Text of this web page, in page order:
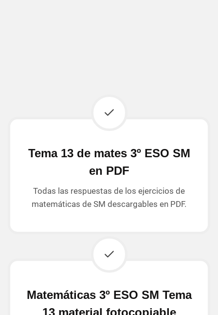
Tema 13 de mates 3º ESO SM
en PDF
Todas las respuestas de los ejercicios de
matemáticas de SM descargables en PDF.
Matemáticas 3º ESO SM Tema
13 material fotocopiable